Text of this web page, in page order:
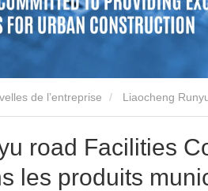
de l’entreprise Liaocheng
road Facilities
les produits